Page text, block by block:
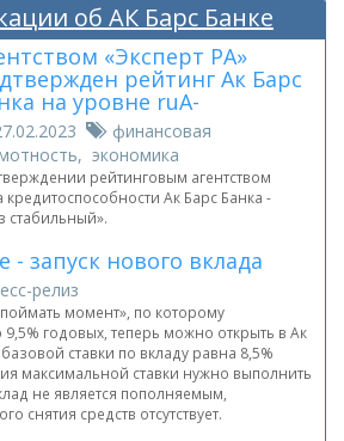
об АК Барс Банке
«Эксперт РА»
рейтинг Ак Барс
на уровне ruА-
финансовая
экономика
рейтинговым агентством
кредитоспособности Ак Барс Банка -
стабильный».
- запуск нового вклада
релиз
момент», по которому
9,5% годовых, теперь можно открыть в Ак
ставки по вкладу равна 8,5%
максимальной ставки нужно выполнить
не является пополняемым,
снятия средств отсутствует.